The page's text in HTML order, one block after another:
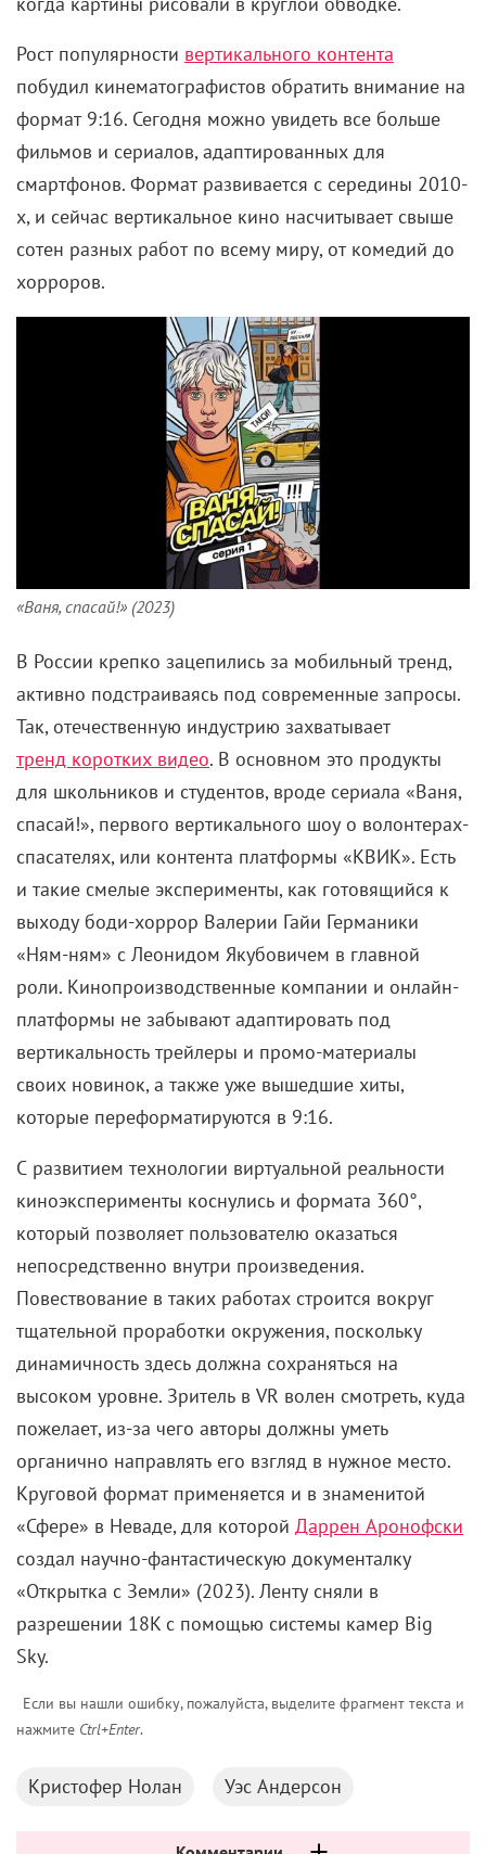
Рост популярности вертикального контента
побудил кинематографистов обратить внимание на
формат 9:16. Сегодня можно увидеть все больше
фильмов и сериалов, адаптированных для
смартфонов. Формат развивается с середины 2010-
х, и сейчас вертикальное кино насчитывает свыше
сотен разных работ по всему миру, от комедий до
хорроров.
«Ваня, спасай!» (2023)
В России крепко зацепились за мобильный тренд,
активно подстраиваясь под современные запросы.
Так, отечественную индустрию захватывает
тренд коротких видео. В основном это продукты
для школьников и студентов, вроде сериала «Ваня,
спасай!», первого вертикального шоу о волонтерах-
спасателях, или контента платформы «КВИК». Есть
и такие смелые эксперименты, как готовящийся к
выходу боди-хоррор Валерии Гайи Германики
«Ням-ням» с Леонидом Якубовичем в главной
роли. Кинопроизводственные компании и онлайн-
платформы не забывают адаптировать под
вертикальность трейлеры и промо-материалы
своих новинок, а также уже вышедшие хиты,
которые переформатируются в 9:16.
С развитием технологии виртуальной реальности
киноэксперименты коснулись и формата 360°,
который позволяет пользователю оказаться
непосредственно внутри произведения.
Повествование в таких работах строится вокруг
тщательной проработки окружения, поскольку
динамичность здесь должна сохраняться на
высоком уровне. Зритель в VR волен смотреть, куда
пожелает, из-за чего авторы должны уметь
органично направлять его взгляд в нужное место.
Круговой формат применяется и в знаменитой
«Сфере» в Неваде, для которой Даррен Аронофски
создал научно-фантастическую документалку
«Открытка с Земли» (2023). Ленту сняли в
разрешении 18K с помощью системы камер Big
Sky.
Если вы нашли ошибку, пожалуйста, выделите фрагмент текста и
нажмите Ctrl+Enter.
Кристофер Нолан Уэс Андерсон